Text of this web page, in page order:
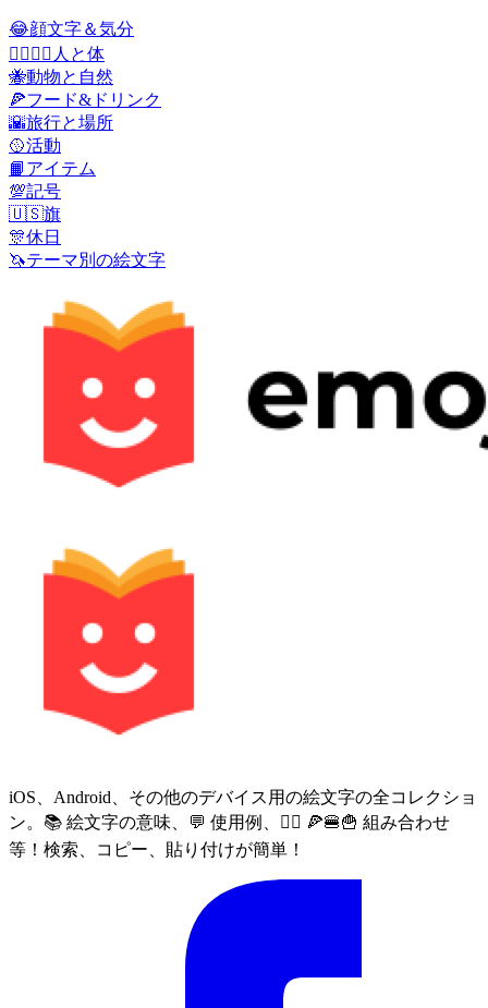
😂顔文字＆気分
👩‍❤️‍💋‍👨 人と体
🐝動物と自然
🍕フード&ドリンク
🌇旅行と場所
🥎活動
📙 アイテム
💯記号
🇺🇸旗
🎊休日
🦄テーマ別の絵文字
iOS、Android、その他のデバイス用の絵文字の全コレクショ
ン。📚 絵文字の意味、💬 使用例、🙅‍♀️ 🍕🍔🍟 組み合わせ
等！検索、コピー、貼り付けが簡単！